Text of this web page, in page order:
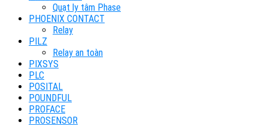
Quạt ly tâm Phase
PHOENIX CONTACT
Relay
PILZ
Relay an toàn
PIXSYS
PLC
POSITAL
POUNDFUL
PROFACE
PROSENSOR